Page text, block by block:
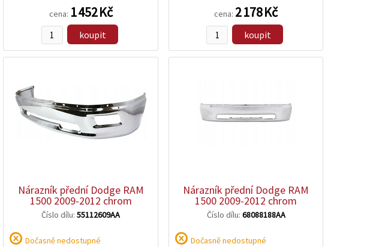
cena: 1 452 Kč
koupit
cena: 2 178 Kč
koupit
Nárazník přední Dodge RAM
1500 2009-2012 chrom
Číslo dílu:55112609AA
Dočasně nedostupné
Nárazník přední Dodge RAM
1500 2009-2012 chrom
Číslo dílu: 68088188AA
Dočasně nedostupné